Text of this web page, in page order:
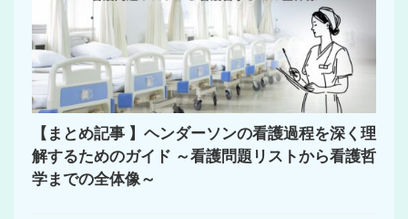
【まとめ記事 】ヘンダーソンの看護過程を深く理
解するためのガイド ～看護問題リストから看護哲
学までの全体像～